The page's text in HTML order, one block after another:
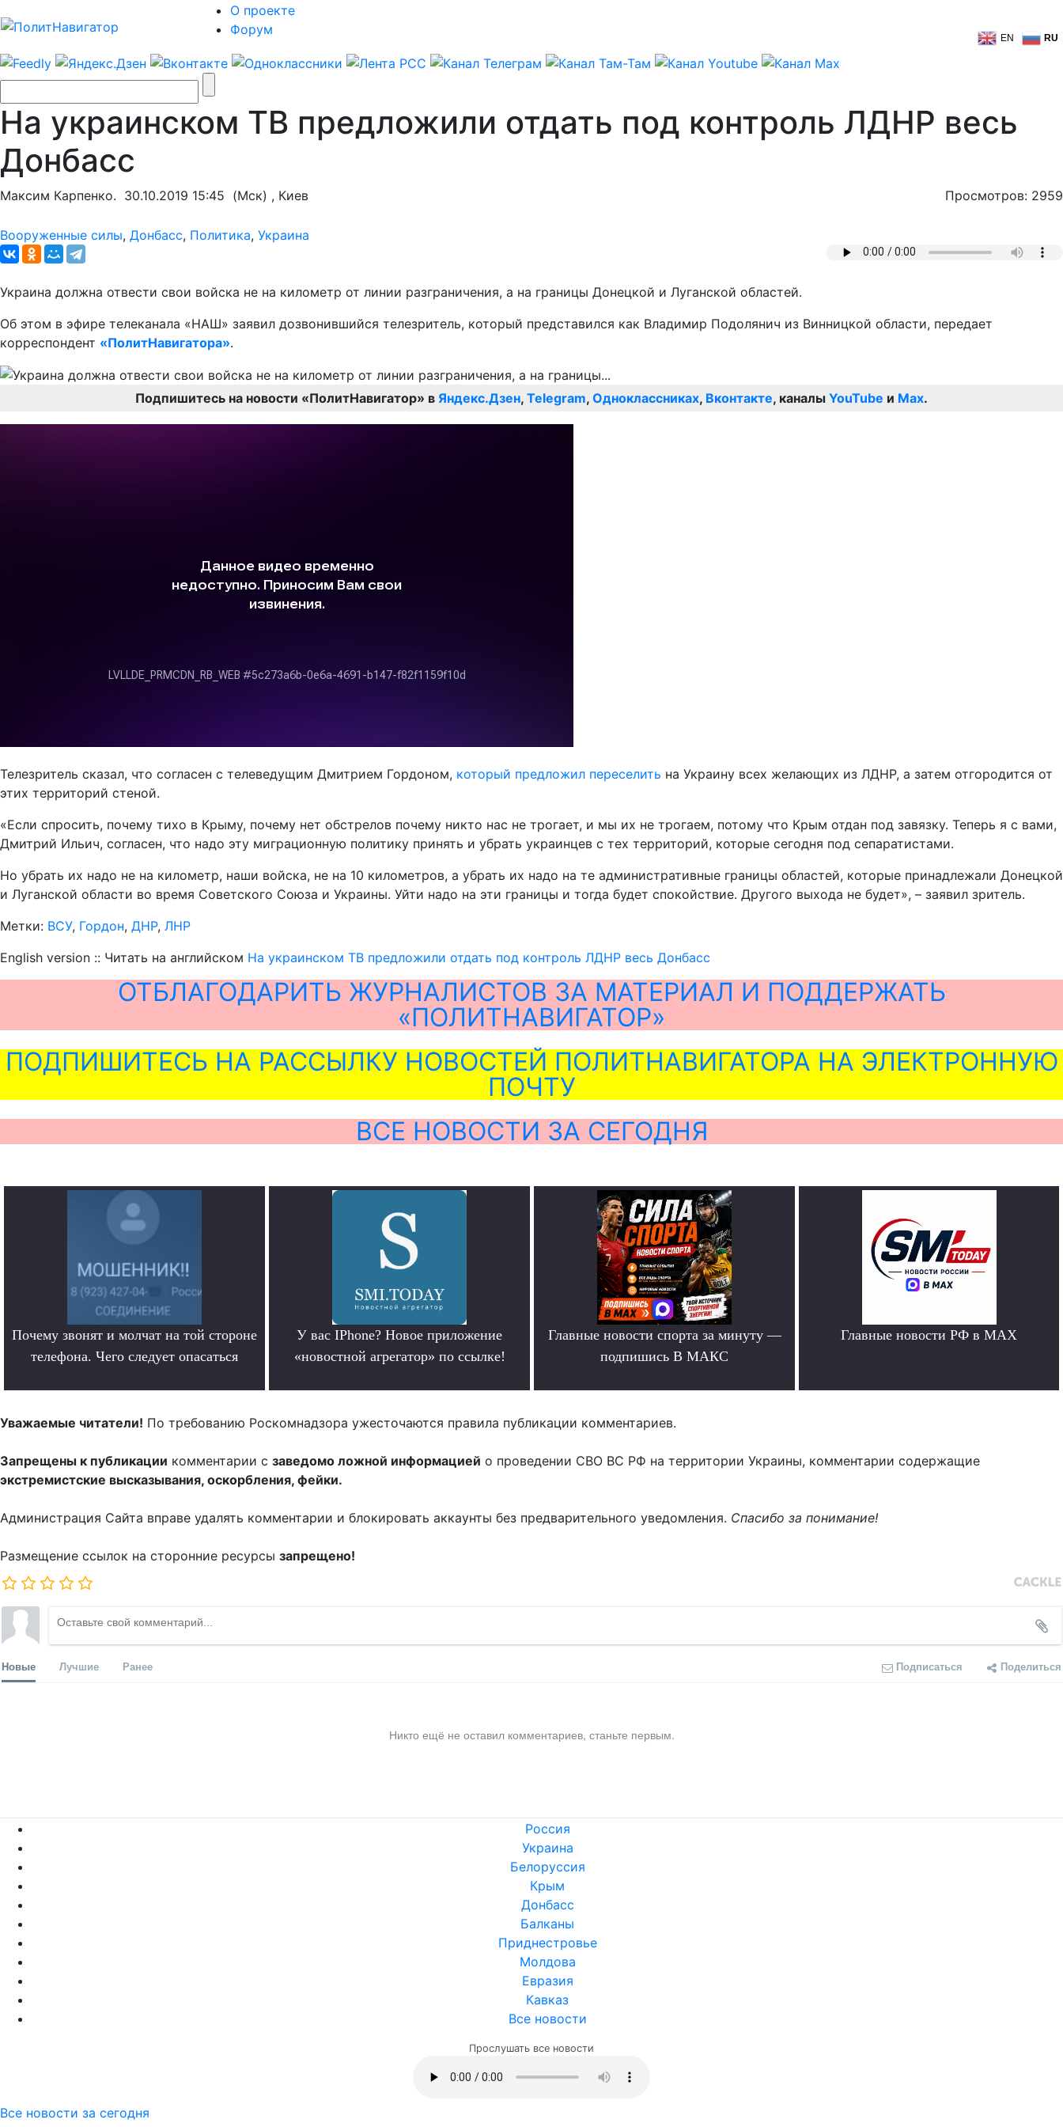
О проекте
Форум
EN RU
На украинском ТВ предложили отдать под контроль ЛДНР весь
Донбасс
Максим Карпенко. 30.10.2019 15:45 (Мск) , Киев Просмотров: 2959
Вооруженные силы, Донбасс, Политика, Украина
Украина должна отвести свои войска не на километр от линии разграничения, а на границы Донецкой и Луганской областей.
Об этом в эфире телеканала «НАШ» заявил дозвонившийся телезритель, который представился как Владимир Подолянич из Винницкой области, передает
корреспондент «ПолитНавигатора».
Подпишитесь на новости «ПолитНавигатор» в Яндекс.Дзен, Telegram, Одноклассниках, Вконтакте, каналы YouTube и Max.
Телезритель сказал, что согласен с телеведущим Дмитрием Гордоном, который предложил переселить на Украину всех желающих из ЛДНР, а затем отгородится от
этих территорий стеной.
«Если спросить, почему тихо в Крыму, почему нет обстрелов почему никто нас не трогает, и мы их не трогаем, потому что Крым отдан под завязку. Теперь я с вами,
Дмитрий Ильич, согласен, что надо эту миграционную политику принять и убрать украинцев с тех территорий, которые сегодня под сепаратистами.
Но убрать их надо не на километр, наши войска, не на 10 километров, а убрать их надо на те административные границы областей, которые принадлежали Донецкой
и Луганской области во время Советского Союза и Украины. Уйти надо на эти границы и тогда будет спокойствие. Другого выхода не будет», – заявил зритель.
Метки: ВСУ, Гордон, ДНР, ЛНР
English version :: Читать на английском На украинском ТВ предложили отдать под контроль ЛДНР весь Донбасс
ОТБЛАГОДАРИТЬ ЖУРНАЛИСТОВ ЗА МАТЕРИАЛ И ПОДДЕРЖАТЬ
«ПОЛИТНАВИГАТОР»
ПОДПИШИТЕСЬ НА РАССЫЛКУ НОВОСТЕЙ ПОЛИТНАВИГАТОРА НА ЭЛЕКТРОННУЮ
ПОЧТУ
ВСЕ НОВОСТИ ЗА СЕГОДНЯ
Почему звонят и молчат на той стороне
телефона. Чего следует опасаться
У вас IPhone? Новое приложение
«новостной агрегатор» по ссылке!
Главные новости спорта за минуту —
подпишись В МАКС
Главные новости РФ в MAX
Уважаемые читатели! По требованию Роскомнадзора ужесточаются правила публикации комментариев.
Запрещены к публикации комментарии с заведомо ложной информацией о проведении СВО ВС РФ на территории Украины, комментарии содержащие
экстремистские высказывания, оскорбления, фейки.
Администрация Сайта вправе удалять комментарии и блокировать аккаунты без предварительного уведомления. Спасибо за понимание!
Размещение ссылок на сторонние ресурсы запрещено!
Новые Лучшие Ранее Подписаться Поделиться
Никто ещё не оставил комментариев, станьте первым.
Россия
Украина
Белоруссия
Крым
Донбасс
Балканы
Приднестровье
Молдова
Евразия
Кавказ
Все новости
Прослушать все новости
Все новости за сегодня